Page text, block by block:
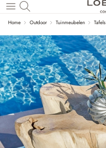
Naar de hoofdinhoud
Home Outdoor Tuinmeubelen Tafels